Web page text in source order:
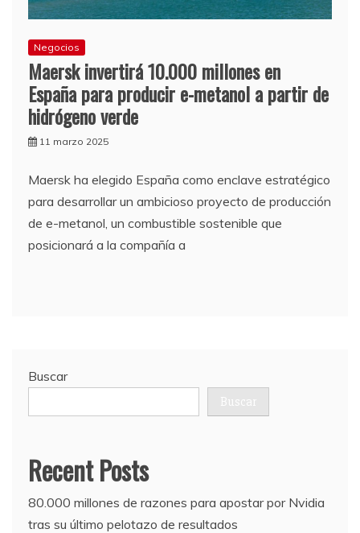
Negocios
Maersk invertirá 10.000 millones en
España para producir e-metanol a partir de
hidrógeno verde
11 marzo 2025
Maersk ha elegido España como enclave estratégico
para desarrollar un ambicioso proyecto de producción
de e-metanol, un combustible sostenible que
posicionará a la compañía a
Buscar
Buscar
Recent Posts
80.000 millones de razones para apostar por Nvidia
tras su último pelotazo de resultados